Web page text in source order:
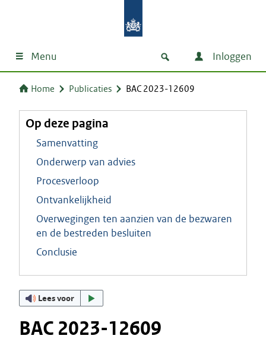
Menu Inloggen
Home Publicaties BAC 2023-12609
Op deze pagina
Samenvatting
Onderwerp van advies
Procesverloop
Ontvankelijkheid
Overwegingen ten aanzien van de bezwaren
en de bestreden besluiten
Conclusie
Lees voor
BAC 2023-12609